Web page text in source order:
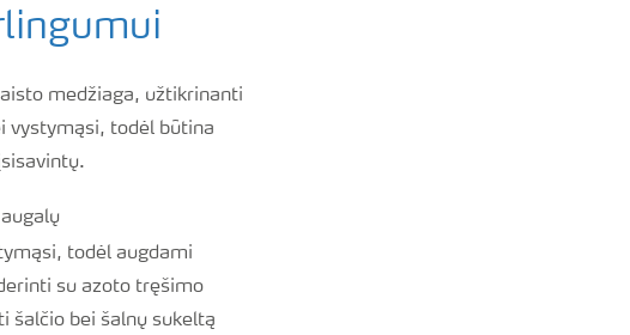
medžiaga, užtikrinanti
vystymąsi, todėl būtina
todėl augdami
su azoto tręšimo
šalčio bei šalnų sukeltą